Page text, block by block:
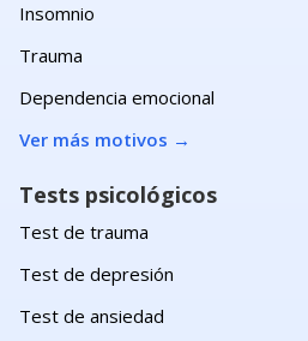
Insomnio
Trauma
Dependencia emocional
Ver más motivos →
Tests psicológicos
Test de trauma
Test de depresión
Test de ansiedad